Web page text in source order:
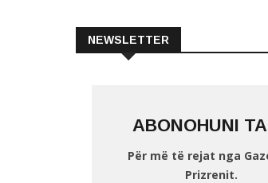
NEWSLETTER
ABONOHUNI
Për më të rejat nga
Prizrenit.